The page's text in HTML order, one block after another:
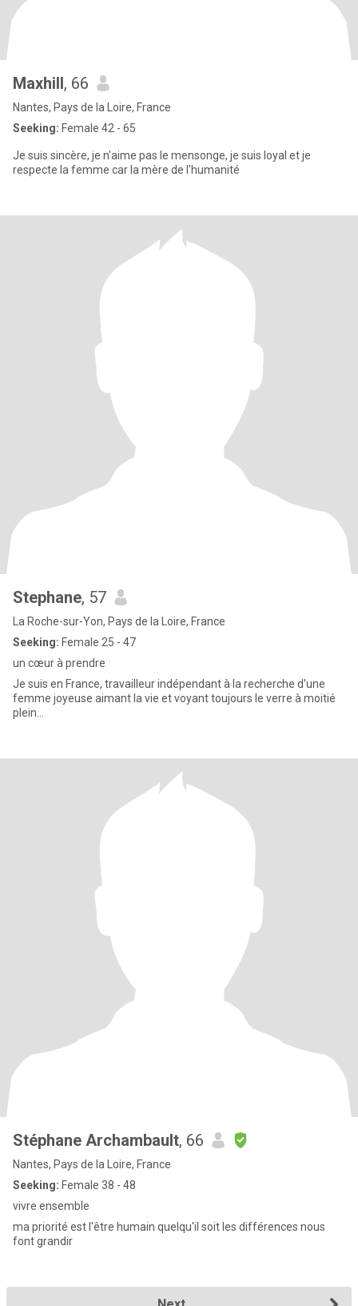
Maxhill, 66
Nantes, Pays de la Loire, France
Seeking: Female 42 - 65
Je suis sincère, je n'aime pas le mensonge, je suis loyal et je
respecte la femme car la mère de l'humanité
Stephane, 57
La Roche-sur-Yon, Pays de la Loire, France
Seeking: Female 25 - 47
un cœur à prendre
Je suis en France, travailleur indépendant à la recherche d'une
femme joyeuse aimant la vie et voyant toujours le verre à moitié
plein…
Stéphane Archambault, 66
Nantes, Pays de la Loire, France
Seeking: Female 38 - 48
vivre ensemble
ma priorité est l'être humain quelqu'il soit les différences nous
font grandir